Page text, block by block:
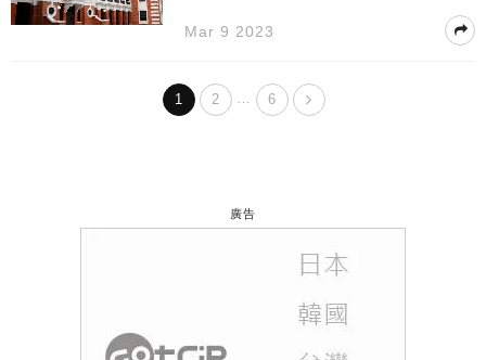
Mar 9 2023
1 2 … 6
廣告